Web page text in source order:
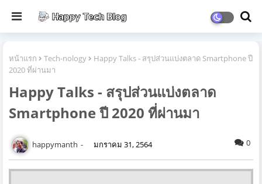
หน้าแรก Tech-nology
Happy Talks - สรุปส่วนแบ่งตลาด Smartphone ปี
2020 ที่ผ่านมา
Happy Talks - สรุปส่วนแบ่งตลาด
Smartphone ปี 2020 ที่ผ่านมา
happymanth มกราคม 31, 2564 0